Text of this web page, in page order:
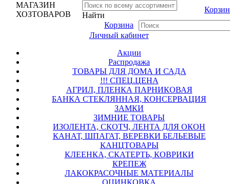
МАГАЗИН
ХОЗТОВАРОВ
Найти
Корзина
Корзина
Личный кабинет
Акции
Распродажа
ТОВАРЫ ДЛЯ ДОМА И САДА
!!! СПЕЦ.ЦЕНА
АГРИЛ, ПЛЕНКА ПАРНИКОВАЯ
БАНКА СТЕКЛЯННАЯ, КОНСЕРВАЦИЯ
ЗАМКИ
ЗИМНИЕ ТОВАРЫ
ИЗОЛЕНТА, СКОТЧ, ЛЕНТА ДЛЯ ОКОН
КАНАТ, ШПАГАТ, ВЕРЕВКИ БЕЛЬЕВЫЕ
КАНЦТОВАРЫ
КЛЕЕНКА, СКАТЕРТЬ, КОВРИКИ
КРЕПЕЖ
ЛАКОКРАСОЧНЫЕ МАТЕРИАЛЫ
ОЦИНКОВКА